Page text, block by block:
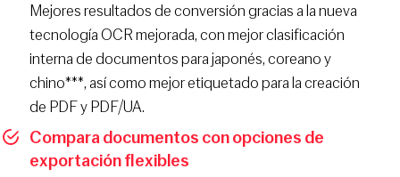
Mejores resultados de conversión gracias a la nueva
tecnología OCR mejorada, con mejor clasificación
interna de documentos para japonés, coreano y
chino***, así como mejor etiquetado para la creación
de PDF y PDF/UA.
Compara documentos con opciones de
exportación flexibles